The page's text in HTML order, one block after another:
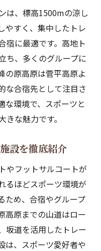
は、標高1500mの涼し
やすく、集中したトレ
宿に最適です。高地ト
ち、多くのグループに
の原高原は菅平高原よ
な合宿先として注目さ
な環境で、スポーツと
な魅力です。
設を徹底紹介
やフットサルコートが
るほどスポーツ環境が
ため、合宿やグループ
高原までの山道はロー
坂道を活用したトレー
は、スポーツ愛好者や